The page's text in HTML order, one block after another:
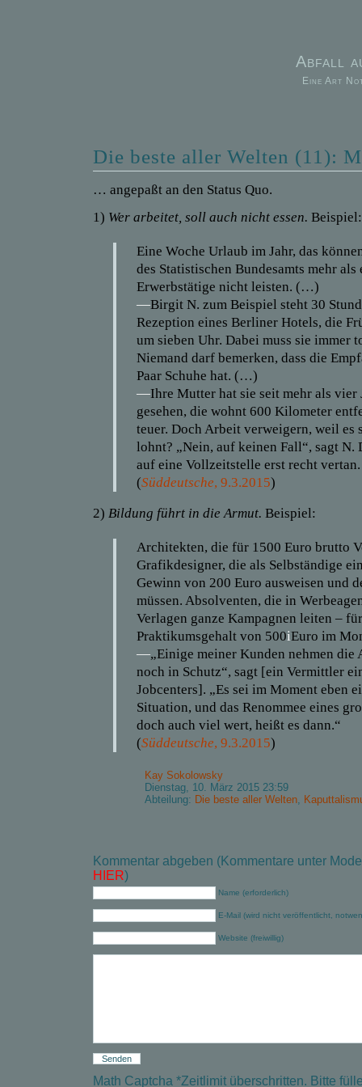
Abfall
Eine Art
Die beste aller Welten (11):
… angepaßt an den Status Quo.
1) Wer arbeitet, soll auch nicht essen. Beispiel:
Eine Woche Urlaub im Jahr, das
des Statistischen Bundesamts mehr
Erwerbstätige nicht leisten. (…)
—Birgit N. zum Beispiel steht 30
Rezeption eines Berliner Hotels, die
um sieben Uhr. Dabei muss sie immer
Niemand darf bemerken, dass die
Paar Schuhe hat. (…)
—Ihre Mutter hat sie seit mehr als vier
gesehen, die wohnt 600 Kilometer
teuer. Doch Arbeit verweigern, weil es
lohnt? „Nein, auf keinen Fall“, sagt N.
auf eine Vollzeitstelle erst recht vertan.
(Süddeutsche, 9.3.2015)
2) Bildung führt in die Armut. Beispiel:
Architekten, die für 1500 Euro brutto
Grafikdesigner, die als Selbständige
Gewinn von 200 Euro ausweisen und
müssen. Absolventen, die in
Verlagen ganze Kampagnen leiten –
Praktikumsgehalt von 500iEuro im
—„Einige meiner Kunden nehmen die
noch in Schutz“, sagt [ein Vermittler
Jobcenters]. „Es sei im Moment eben
Situation, und das Renommee eines
doch auch viel wert, heißt es dann.“
(Süddeutsche, 9.3.2015)
Kay Sokolowsky
Dienstag, 10. März 2015 23:59
Abteilung: Die beste aller Welten,
Kommentar abgeben (Kommentare unter
HIER)
Name (erforderlich)
E-Mail (wird nicht veröffentlicht,
Website (freiwillig)
Math Captcha *Zeitlimit überschritten. Bitte